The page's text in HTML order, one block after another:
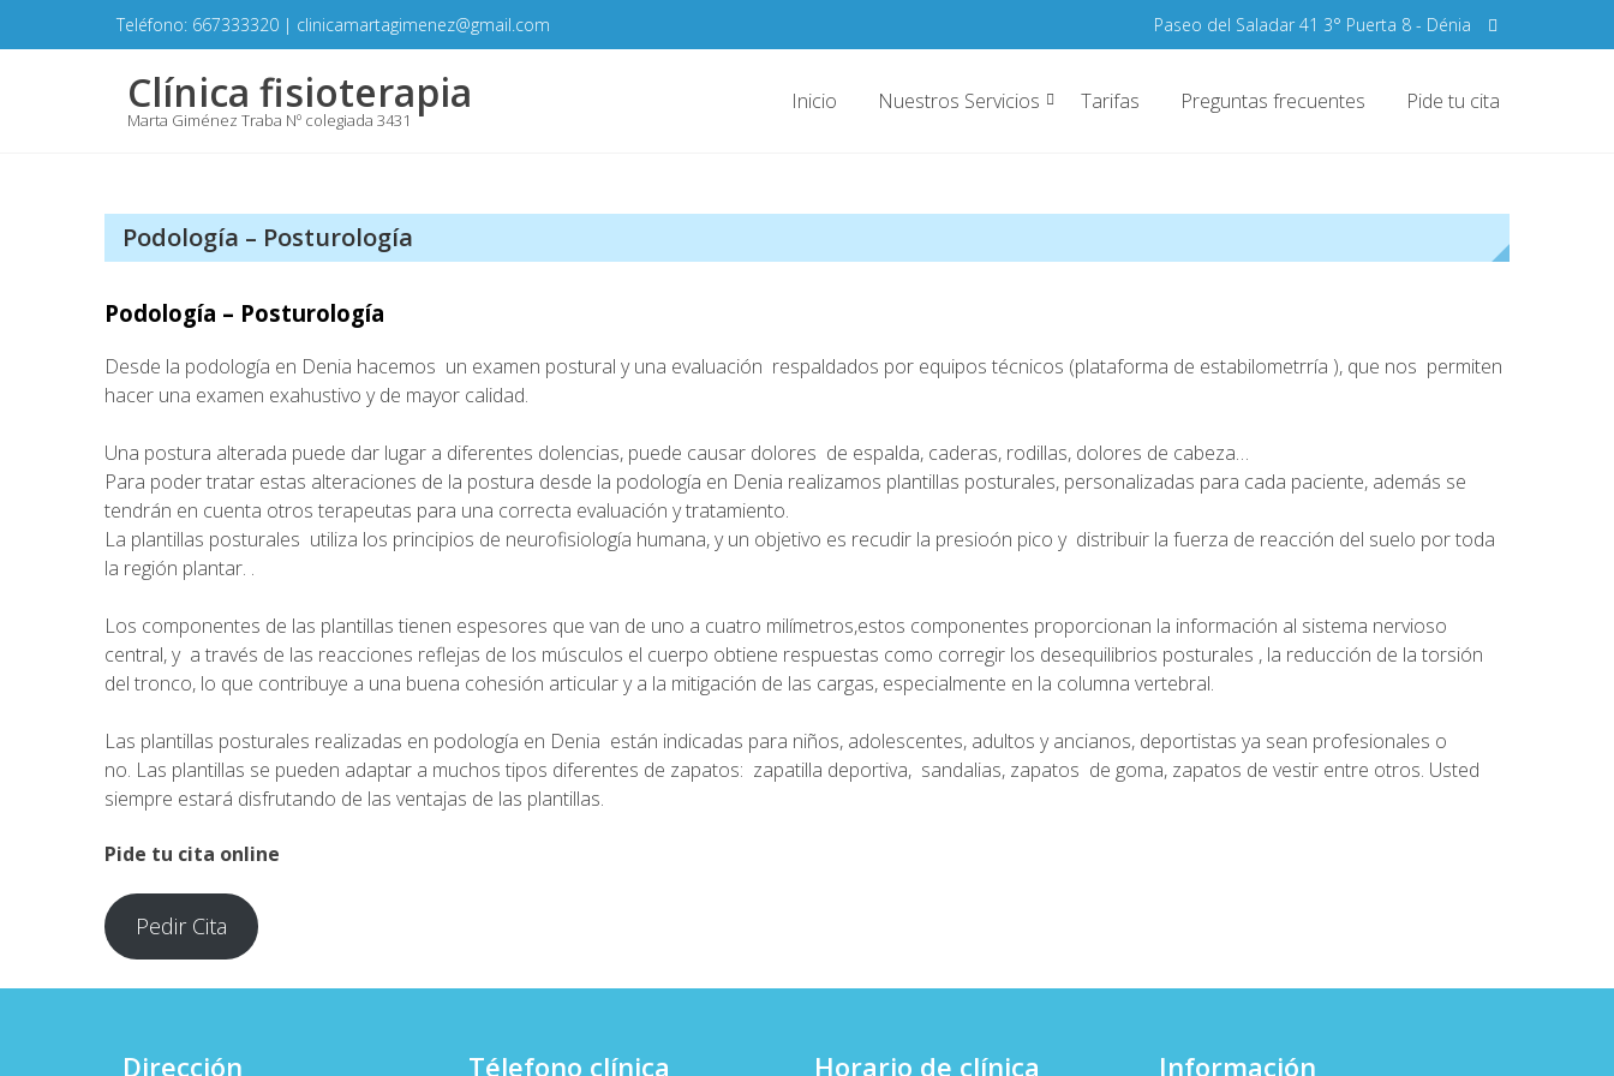
Teléfono: 667333320 | clinicamartagimenez@gmail.com Paseo del Saladar 41 3° Puerta 8 - Dénia
Clínica fisioterapia
Marta Giménez Traba Nº colegiada 3431
Inicio Nuestros Servicios Tarifas Preguntas frecuentes Pide tu cita
Podología – Posturología
Podología – Posturología
Desde la podología en Denia hacemos un examen postural y una evaluación respaldados por equipos técnicos (plataforma de estabilometrría ), que nos permiten
hacer una examen exahustivo y de mayor calidad.
Una postura alterada puede dar lugar a diferentes dolencias, puede causar dolores de espalda, caderas, rodillas, dolores de cabeza…
Para poder tratar estas alteraciones de la postura desde la podología en Denia realizamos plantillas posturales, personalizadas para cada paciente, además se
tendrán en cuenta otros terapeutas para una correcta evaluación y tratamiento.
La plantillas posturales utiliza los principios de neurofisiología humana, y un objetivo es recudir la presioón pico y distribuir la fuerza de reacción del suelo por toda
la región plantar. .
Los componentes de las plantillas tienen espesores que van de uno a cuatro milímetros,estos componentes proporcionan la información al sistema nervioso
central, y a través de las reacciones reflejas de los músculos el cuerpo obtiene respuestas como corregir los desequilibrios posturales , la reducción de la torsión
del tronco, lo que contribuye a una buena cohesión articular y a la mitigación de las cargas, especialmente en la columna vertebral.
Las plantillas posturales realizadas en podología en Denia están indicadas para niños, adolescentes, adultos y ancianos, deportistas ya sean profesionales o
no. Las plantillas se pueden adaptar a muchos tipos diferentes de zapatos: zapatilla deportiva, sandalias, zapatos de goma, zapatos de vestir entre otros. Usted
siempre estará disfrutando de las ventajas de las plantillas.
Pide tu cita online
Pedir Cita
Dirección Télefono clínica Horario de clínica Información